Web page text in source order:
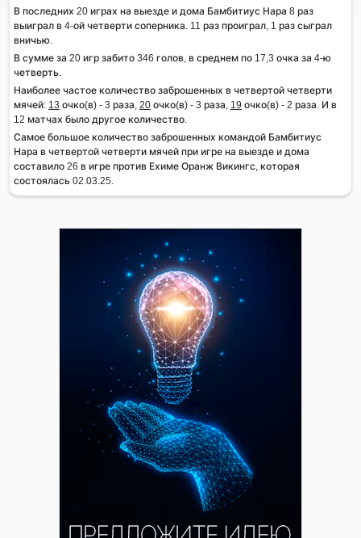
В последних 20 играх на выезде и дома Бамбитиус Нара 8 раз
выиграл в 4-ой четверти соперника. 11 раз проиграл, 1 раз сыграл
вничью.
В сумме за 20 игр забито 346 голов, в среднем по 17,3 очка за 4-ю
четверть.
Наиболее частое количество заброшенных в четвертой четверти
мячей: 13 очко(в) - 3 раза, 20 очко(в) - 3 раза, 19 очко(в) - 2 раза. И в
12 матчах было другое количество.
Самое большое количество заброшенных командой Бамбитиус
Нара в четвертой четверти мячей при игре на выезде и дома
составило 26 в игре против Ехиме Оранж Викингс, которая
состоялась 02.03.25.